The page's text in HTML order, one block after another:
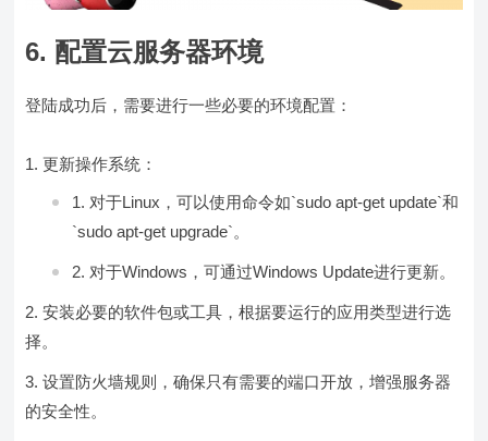
6. 配置云服务器环境
登陆成功后，需要进行一些必要的环境配置：
更新操作系统：
对于Linux，可以使用命令如`sudo apt-get update`和
`sudo apt-get upgrade`。
对于Windows，可通过Windows Update进行更新。
安装必要的软件包或工具，根据要运行的应用类型进行选
择。
设置防火墙规则，确保只有需要的端口开放，增强服务器
的安全性。